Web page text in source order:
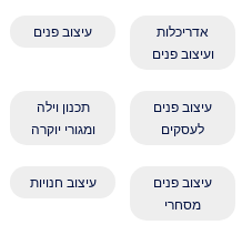
אדריכלות
ועיצוב פנים
עיצוב פנים
עיצוב פנים
לעסקים
תכנון וילה
ומגורי יוקרה
עיצוב פנים
מסחרי
עיצוב חנויות